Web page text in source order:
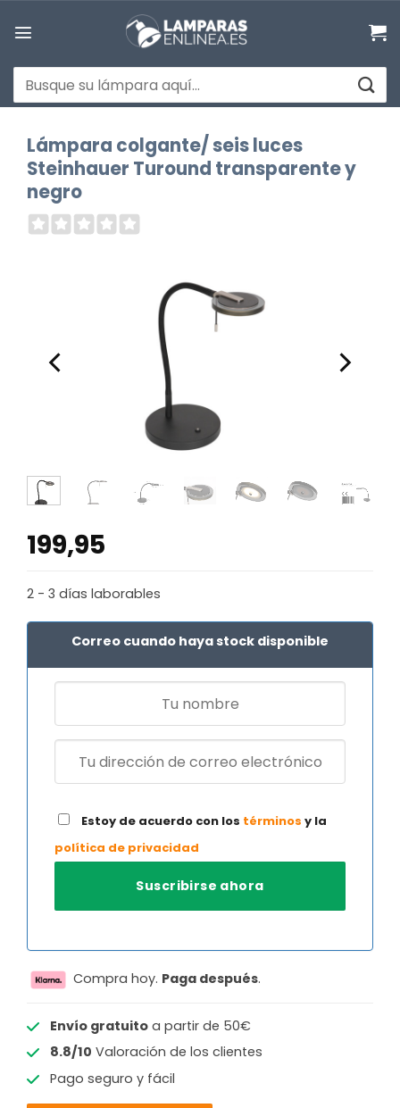
Buscar
por:
Lámpara colgante/ seis luces
Steinhauer Turound transparente y
negro
199,95
2 - 3 días laborables
Correo cuando haya stock disponible
Estoy de acuerdo con los términos y la
política de privacidad
Compra hoy. Paga después.
Envío gratuitoa partir de 50€
8.8/10 Valoración de los clientes
Pago seguro y fácil